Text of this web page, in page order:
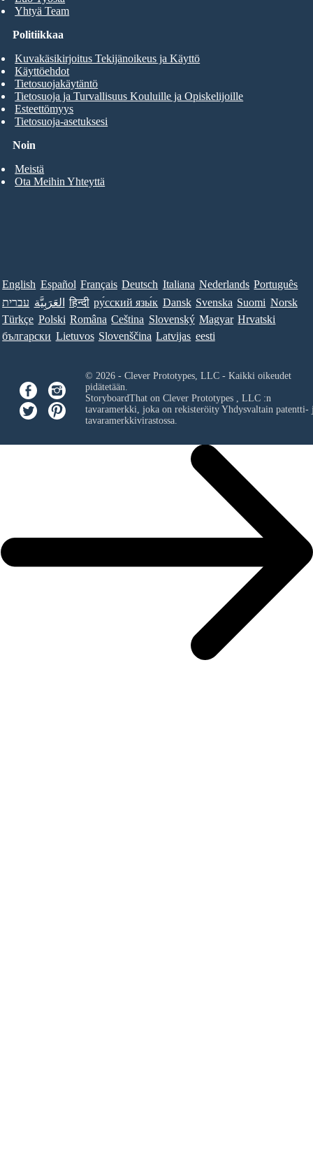
Yhtyä Team
Noin
Meistä
Ota Meihin Yhteyttä
Politiikkaa
Kuvakäsikirjoitus Tekijänoikeus ja Käyttö
Käyttöehdot
Tietosuojakäytäntö
Tietosuoja ja Turvallisuus Kouluille ja Opiskelijoille
Esteettömyys
Tietosuoja-asetuksesi
English Español Français Deutsch Italiana Nederlands Português
עברית العَرَبِيَّة हिन्दी ру́сский язы́к Dansk Svenska Suomi Norsk
Türkçe Polski Româna Ceština Slovenský Magyar Hrvatski
български Lietuvos Slovenščina Latvijas eesti
© 2026 - Clever Prototypes, LLC - Kaikki oikeudet
pidätetään.
StoryboardThat on Clever Prototypes , LLC:n
tavaramerkki, joka on rekisteröity Yhdysvaltain patentti-
tavaramerkkivirastossa.